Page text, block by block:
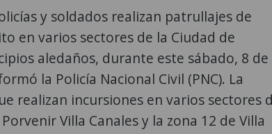
y soldados realizan patrullajes de
en varios sectores de la Ciudad de
aledaños, durante este sábado, 8 de
la Policía Nacional Civil (PNC). La
realizan incursiones en varios sectores
Villa Canales y la zona 12 de Villa